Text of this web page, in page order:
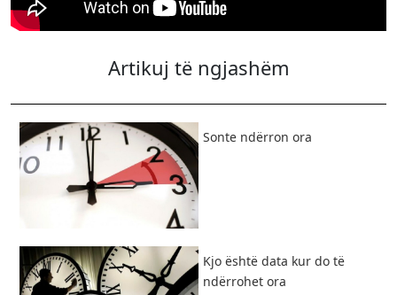
Artikuj të ngjashëm
​Sonte ndërron ora
Kjo është data kur do të
ndërrohet ora